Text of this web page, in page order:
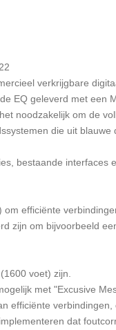
verkrijgbare
EQ geleverd met een
noodzakelijk om de
die uit blauwe
bestaande interfaces
efficiënte
zijn om bijvoorbeeld
voet) zijn.
met "Excusive
efficiënte
dat